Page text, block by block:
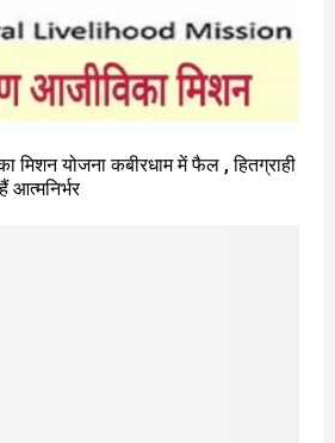
मिशन योजना कबीरधाम में फैल , हितग्राही
आत्मनिर्भर